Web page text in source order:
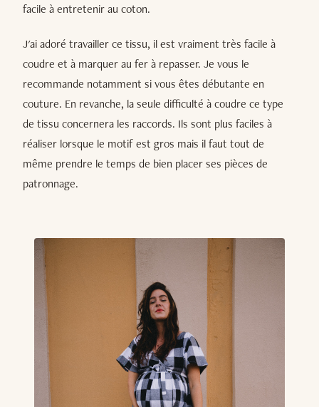
facile à entretenir au coton.
J'ai adoré travailler ce tissu, il est vraiment très facile à
coudre et à marquer au fer à repasser. Je vous le
recommande notamment si vous êtes débutante en
couture. En revanche, la seule difficulté à coudre ce type
de tissu concernera les raccords. Ils sont plus faciles à
réaliser lorsque le motif est gros mais il faut tout de
même prendre le temps de bien placer ses pièces de
patronnage.